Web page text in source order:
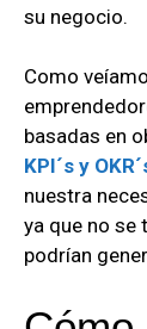
su negocio.
Como
basadas en
KPI´s y
nuestra
ya que no se
podrían